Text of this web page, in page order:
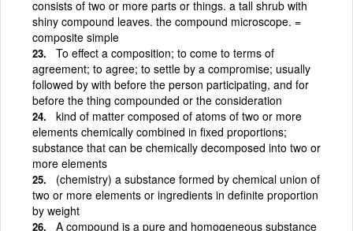
consists of two or more parts or things. a tall shrub with
shiny compound leaves. the compound microscope. =
composite simple
To effect a composition; to come to terms of
agreement; to agree; to settle by a compromise; usually
followed by with before the person participating, and for
before the thing compounded or the consideration
kind of matter composed of atoms of two or more
elements chemically combined in fixed proportions;
substance that can be chemically decomposed into two or
more elements
(chemistry) a substance formed by chemical union of
two or more elements or ingredients in definite proportion
by weight
A compound is a pure and homogeneous substance